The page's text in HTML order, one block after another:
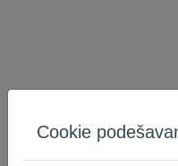
Cookie